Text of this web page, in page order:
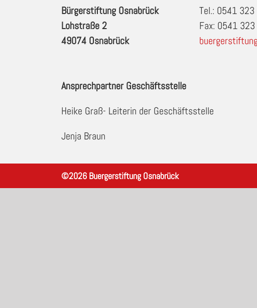
Bürgerstiftung Osnabrück
Lohstraße 2
49074 Osnabrück
Tel.: 0541
Fax: 0541
Ansprechpartner Geschäftsstelle
Heike Graß- Leiterin der Geschäftsstelle
Jenja Braun
©2026 Buergerstiftung Osnabrück